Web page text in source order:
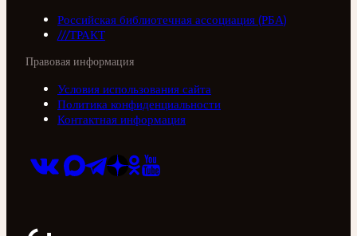
Российская библиотечная ассоциация (РБА)
///ТРАКТ
Правовая информация
Условия использования сайта
Политика конфиденциальности
Контактная информация